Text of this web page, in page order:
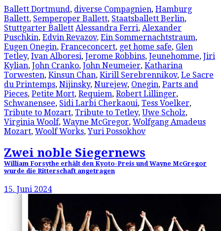
Ballett Dortmund, diverse Compagnien, Hamburg
Ballett, Semperoper Ballett, Staatsballett Berlin,
Stuttgarter Ballett Alessandra Ferri, Alexander
Puschkin, Edvin Revazov, Ein Sommernachtstraum,
Eugen Onegin, Franceconcert, get home safe, Glen
Tetley, Ivan Alboresi, Jerome Robbins, Jeunehomme, Jiri
Kylian, John Cranko, John Neumeier, Katharina
Torwesten, Kinsun Chan, Kirill Serebrennikov, Le Sacre
du Printemps, Nijinsky, Nurejew, Onegin, Parts and
Pieces, Petite Mort, Requiem, Robert Lillinger,
Schwanensee, Sidi Larbi Cherkaoui, Tess Voelker,
Tribute to Mozart, Tribute to Tetley, Uwe Scholz,
Virginia Woolf, Wayne McGregor, Wolfgang Amadeus
Mozart, Woolf Works,Yuri Possokhov
Zwei noble Siegernews
William Forsythe erhält den Kyoto-Preis und Wayne McGregor
wurde die Ritterschaft angetragen
15. Juni 2024